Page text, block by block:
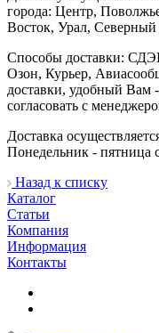
города: Центр,
Восток, Урал, Северный
Способы доставки:
Озон, Курьер,
доставки, удобный Вам
согласовать с
Доставка
Понедельник - пятница
Назад к списку
Каталог
Статьи
Компания
Информация
Контакты